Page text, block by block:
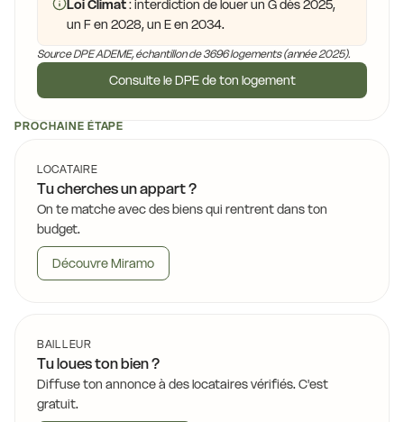
Loi Climat: interdiction de louer un G dès 2025,
un F en 2028, un E en 2034.
Source DPE ADEME, échantillon de 3696 logements (année 2025).
Consulte le DPE de ton logement
PROCHAINE ÉTAPE
LOCATAIRE
Tu cherches un appart ?
On te matche avec des biens qui rentrent dans ton
budget.
Découvre Miramo
BAILLEUR
Tu loues ton bien ?
Diffuse ton annonce à des locataires vérifiés. C'est
gratuit.